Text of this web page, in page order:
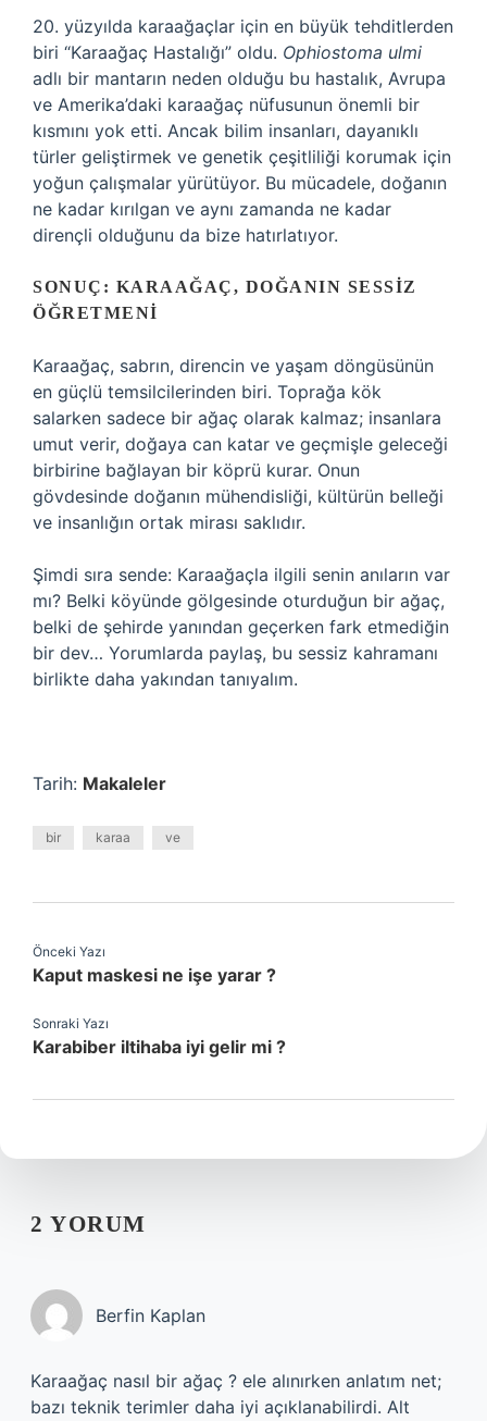
20. yüzyılda karaağaçlar için en büyük tehditlerden
biri “Karaağaç Hastalığı” oldu. Ophiostoma ulmi
adlı bir mantarın neden olduğu bu hastalık, Avrupa
ve Amerika’daki karaağaç nüfusunun önemli bir
kısmını yok etti. Ancak bilim insanları, dayanıklı
türler geliştirmek ve genetik çeşitliliği korumak için
yoğun çalışmalar yürütüyor. Bu mücadele, doğanın
ne kadar kırılgan ve aynı zamanda ne kadar
dirençli olduğunu da bize hatırlatıyor.
SONUÇ: KARAAĞAÇ, DOĞANIN SESSIZ
ÖĞRETMENI
Karaağaç, sabrın, direncin ve yaşam döngüsünün
en güçlü temsilcilerinden biri. Toprağa kök
salarken sadece bir ağaç olarak kalmaz; insanlara
umut verir, doğaya can katar ve geçmişle geleceği
birbirine bağlayan bir köprü kurar. Onun
gövdesinde doğanın mühendisliği, kültürün belleği
ve insanlığın ortak mirası saklıdır.
Şimdi sıra sende: Karaağaçla ilgili senin anıların var
mı? Belki köyünde gölgesinde oturduğun bir ağaç,
belki de şehirde yanından geçerken fark etmediğin
bir dev… Yorumlarda paylaş, bu sessiz kahramanı
birlikte daha yakından tanıyalım.
Tarih: Makaleler
bir karaa ve
Önceki Yazı
Kaput maskesi ne işe yarar ?
Sonraki Yazı
Karabiber iltihaba iyi gelir mi ?
2 YORUM
Berfin Kaplan
Karaağaç nasıl bir ağaç ? ele alınırken anlatım net;
bazı teknik terimler daha iyi açıklanabilirdi. Alt